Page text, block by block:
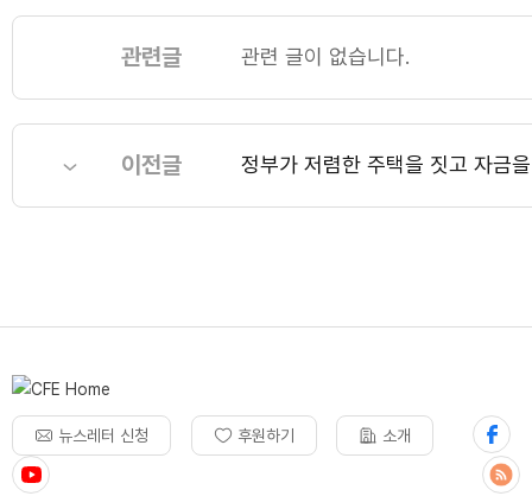
관련글 관련 글이 없습니다.
이전글 정부가 저렴한 주택을 짓고 자금
뉴스레터 신청 후원하기 소개